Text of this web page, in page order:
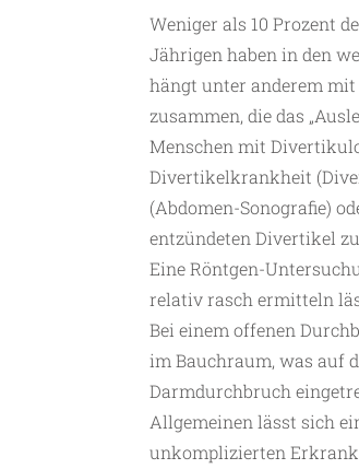
Weniger als 10 Prozent
Jährigen haben in den
hängt unter anderem mit
zusammen, die das
Menschen mit
Divertikelkrankheit
(Abdomen-Sonografie)
entzündeten Divertikel
Eine Röntgen-
relativ rasch ermitteln
Bei einem offenen
im Bauchraum, was auf
Darmdurchbruch
Allgemeinen lässt sich
unkomplizierten